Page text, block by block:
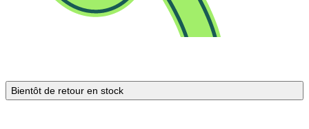
Bientôt de retour en stock